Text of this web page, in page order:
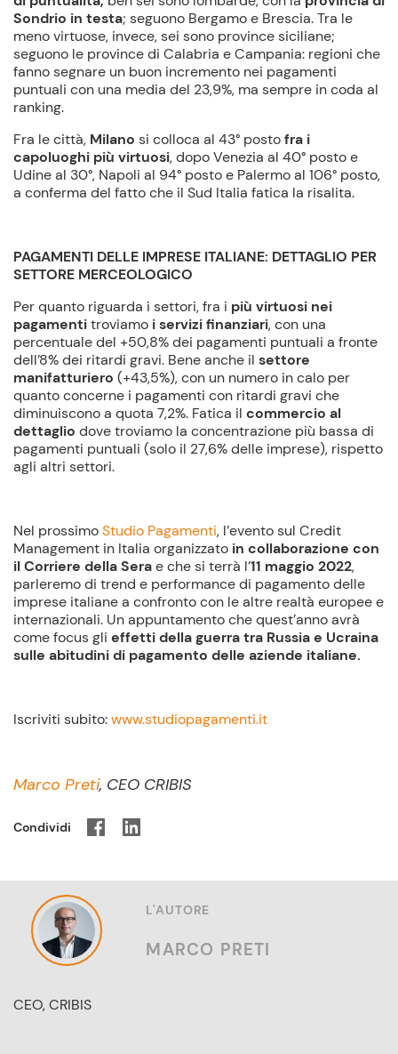
Sondrio in testa; seguono Bergamo e Brescia. Tra le
meno virtuose, invece, sei sono province siciliane;
seguono le province di Calabria e Campania: regioni che
fanno segnare un buon incremento nei pagamenti
puntuali con una media del 23,9%, ma sempre in coda al
ranking.
Fra le città, Milano si colloca al 43° postofra i
capoluoghi più virtuosi, dopo Venezia al 40° posto e
Udine al 30°, Napoli al 94° posto e Palermo al 106° posto,
a conferma del fatto che il Sud Italia fatica la risalita.
PAGAMENTI DELLE IMPRESE ITALIANE: DETTAGLIO PER
SETTORE MERCEOLOGICO
Per quanto riguarda i settori, fra i più virtuosi nei
pagamentitroviamo i servizi finanziari, con una
percentuale del +50,8% dei pagamenti puntuali a fronte
dell’8% dei ritardi gravi. Bene anche il settore
manifatturiero (+43,5%), con un numero in calo per
quanto concerne i pagamenti con ritardi gravi che
diminuiscono a quota 7,2%. Fatica il commercio al
dettaglio dove troviamo la concentrazione più bassa di
pagamenti puntuali (solo il 27,6% delle imprese), rispetto
agli altri settori.
Nel prossimoStudio Pagamenti, l’evento sul Credit
Management in Italia organizzato in collaborazione con
il Corriere della Serae che si terrà l’11 maggio 2022,
parleremo di trend e performance di pagamento delle
imprese italiane a confronto con le altre realtà europee e
internazionali. Un appuntamento che quest’anno avrà
come focus gli effetti della guerra tra Russia e Ucraina
sulle abitudini di pagamento delle aziende italiane.
Iscriviti subito:www.studiopagamenti.it
Marco Preti, CEO CRIBIS
Condividi
L'AUTORE
MARCO PRETI
CEO, CRIBIS